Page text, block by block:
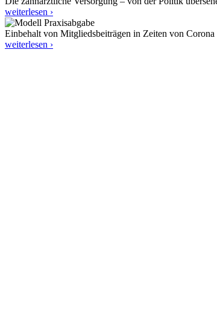
weiterlesen ›
Einbehalt von Mitgliedsbeiträgen in Zeiten von Corona
weiterlesen ›